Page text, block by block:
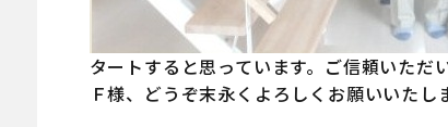
タートすると思っています。ご信頼いただ
Ｆ様、どうぞ末永くよろしくお願いいたし